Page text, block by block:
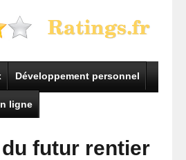
Développement personnel
ligne
futur rentier